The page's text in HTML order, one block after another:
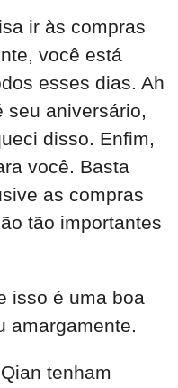
ir às compras
você está
esses dias. Ah
seu aniversário,
disso. Enfim,
você. Basta
as compras
tão importantes
isso é uma boa
amargamente.
tenham